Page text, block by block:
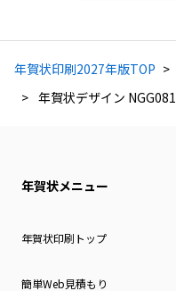
年賀状印刷2027年版TOP
年賀状デザイン NGG081
年賀状メニュー
年賀状印刷トップ
簡単Web見積もり